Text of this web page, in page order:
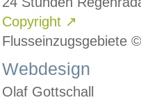
Copyright ↗
Flusseinzugsgebiete
Webdesign
Olaf Gottschall